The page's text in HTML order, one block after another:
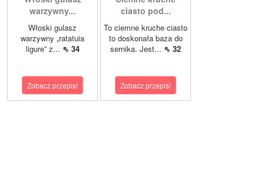
warzywny...
Włoski gulasz
warzywny „ratatuia
ligure” z... ⇖ 34
Zobacz przepis!
ciasto pod...
To ciemne kruche ciasto
to doskonała baza do
sernika. Jest... ⇖ 32
Zobacz przepis!